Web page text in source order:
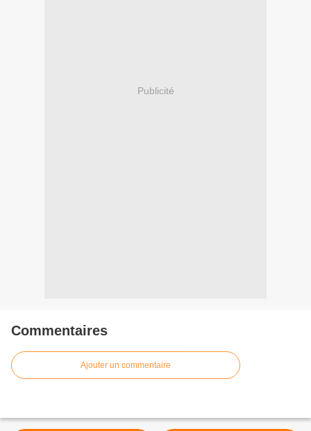
Publicité
Commentaires
Ajouter un commentaire